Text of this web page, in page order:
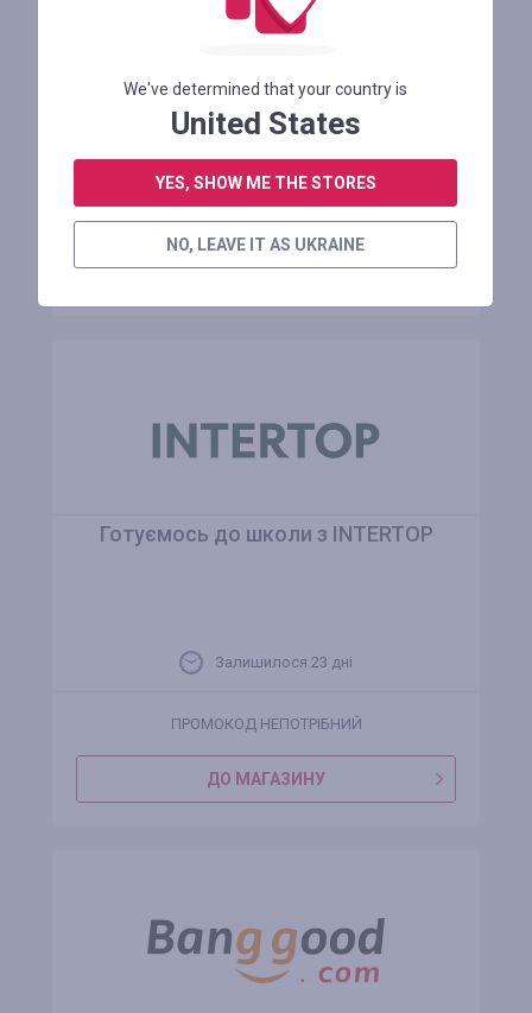
Промокод знижки 20 доларів
ДО МАГАЗИНУ
Готуємось до школи з INTERTOP
Залишилося 23 днi
ПРОМОКОД НЕПОТРІБНИЙ
ДО МАГАЗИНУ
We've determined that your country is
United States
YES, SHOW ME THE STORES
NO, LEAVE IT AS UKRAINE